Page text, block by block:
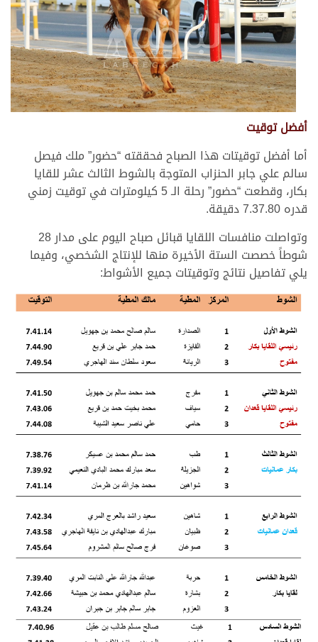
أفضل توقيت
أما أفضل توقيتات هذا الصباح فحققته “حضور” ملك فيصل
سالم علي جابر الحنزاب المتوجة بالشوط الثالث عشر للقايا
بكار، وقطعت “حضور” رحلة الـ 5 كيلومترات في توقيت زمني
قدره 7.37.80 دقيقة.
وتواصلت منافسات اللقايا قبائل صباح اليوم على مدار 28
شوطاً خصصت الستة الأخيرة منها للإنتاج الشخصي، وفيما
يلي تفاصيل نتائج وتوقيتات جميع الأشواط: